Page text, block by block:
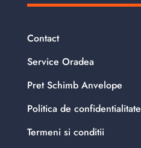
Contact
Service Oradea
Pret Schimb Anvelope
Politica de confidentialitate
Termeni si conditii